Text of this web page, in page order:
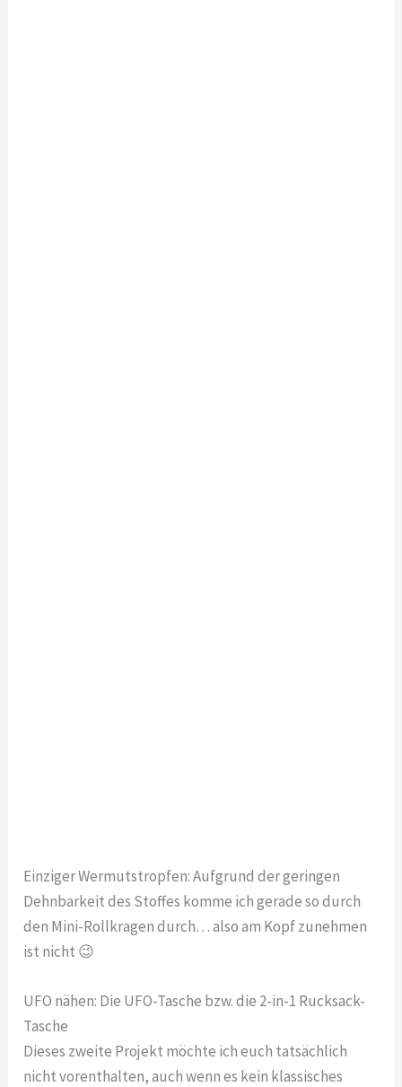
Einziger Wermutstropfen: Aufgrund der geringen
Dehnbarkeit des Stoffes komme ich gerade so durch
den Mini-Rollkragen durch… also am Kopf zunehmen
ist nicht 😉
UFO nähen: Die UFO-Tasche bzw. die 2-in-1 Rucksack-
Tasche
Dieses zweite Projekt möchte ich euch tatsächlich
nicht vorenthalten, auch wenn es kein klassisches